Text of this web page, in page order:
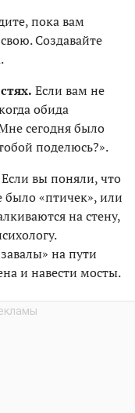
пока вам
Создавайте
Если вам не
обида
сегодня было
поделюсь?».
Если вы поняли, что
«птичек», или
на стену,
на пути
и навести мосты.